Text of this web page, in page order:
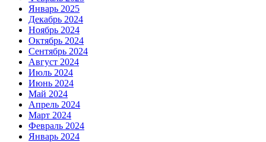
Январь 2025
Декабрь 2024
Ноябрь 2024
Октябрь 2024
Сентябрь 2024
Август 2024
Июль 2024
Июнь 2024
Май 2024
Апрель 2024
Март 2024
Февраль 2024
Январь 2024